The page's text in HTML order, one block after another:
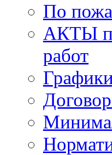
По
АКТЫ
работ